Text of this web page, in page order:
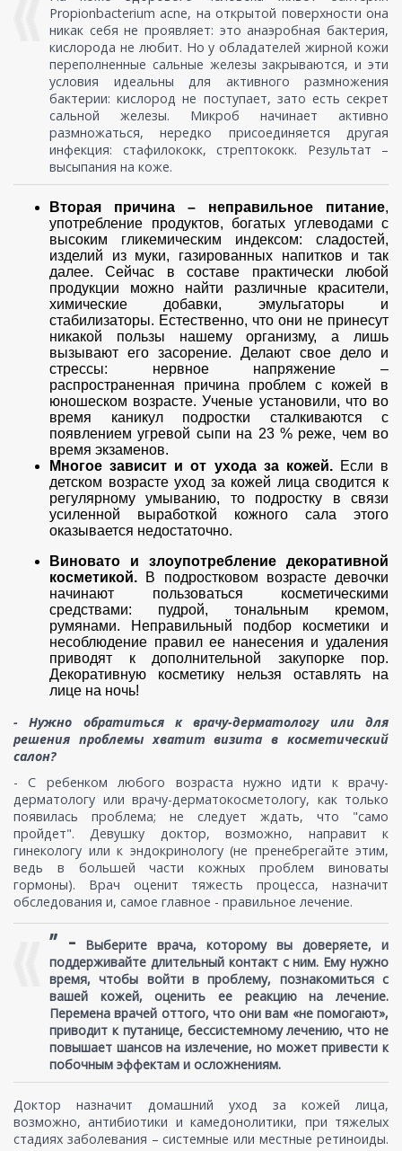
Propionbacterium aсnе, на открытой поверхности она
никак себя не проявляет: это анаэробная бактерия,
кислорода не любит. Но у обладателей жирной кожи
переполненные сальные железы закрываются, и эти
условия идеальны для активного размножения
бактерии: кислород не поступает, зато есть секрет
сальной железы. Микроб начинает активно
размножаться, нередко присоединяется другая
инфекция: стафилококк, стрептококк. Результат –
высыпания на коже.
Вторая причина – неправильное питание,
употребление продуктов, богатых углеводами с
высоким гликемическим индексом: сладостей,
изделий из муки, газированных напитков и так
далее. Сейчас в составе практически любой
продукции можно найти различные красители,
химические добавки, эмульгаторы и
стабилизаторы. Естественно, что они не принесут
никакой пользы нашему организму, а лишь
вызывают его засорение. Делают свое дело и
стрессы: нервное напряжение –
распространенная причина проблем с кожей в
юношеском возрасте. Ученые установили, что во
время каникул подростки сталкиваются с
появлением угревой сыпи на 23 % реже, чем во
время экзаменов.
Многое зависит и от ухода за кожей.Если в
детском возрасте уход за кожей лица сводится к
регулярному умыванию, то подростку в связи
усиленной выработкой кожного сала этого
оказывается недостаточно.
Виновато и злоупотребление декоративной
косметикой. В подростковом возрасте девочки
начинают пользоваться косметическими
средствами: пудрой, тональным кремом,
румянами. Неправильный подбор косметики и
несоблюдение правил ее нанесения и удаления
приводят к дополнительной закупорке пор.
Декоративную косметику нельзя оставлять на
лице на ночь!
- Нужно обратиться к врачу-дерматологу или для
решения проблемы хватит визита в косметический
салон?
- С ребенком любого возраста нужно идти к врачу-
дерматологу или врачу-дерматокосметологу, как только
появилась проблема; не следует ждать, что "само
пройдет". Девушку доктор, возможно, направит к
гинекологу или к эндокринологу (не пренебрегайте этим,
ведь в большей части кожных проблем виноваты
гормоны). Врач оценит тяжесть процесса, назначит
обследования и, самое главное - правильное лечение.
” -
Выберите врача, которому вы доверяете, и
поддерживайте длительный контакт с ним. Ему нужно
время, чтобы войти в проблему, познакомиться с
вашей кожей, оценить ее реакцию на лечение.
Перемена врачей оттого, что они вам «не помогают»,
приводит к путанице, бессистемному лечению, что не
повышает шансов на излечение, но может привести к
побочным эффектам и осложнениям.
Доктор назначит домашний уход за кожей лица,
возможно, антибиотики и камедонолитики, при тяжелых
стадиях заболевания – системные или местные ретиноиды.